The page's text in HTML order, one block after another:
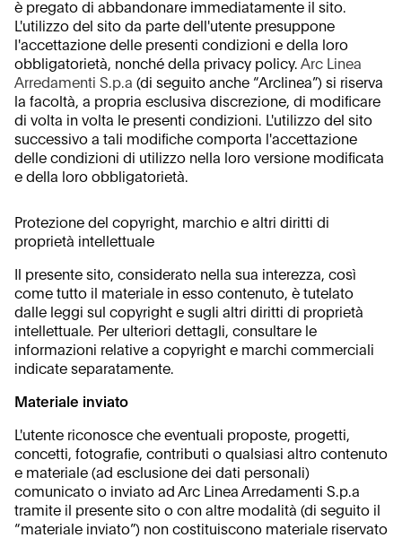
è pregato di abbandonare immediatamente il sito.
L'utilizzo del sito da parte dell'utente presuppone
l'accettazione delle presenti condizioni e della loro
obbligatorietà, nonché della privacy policy. Arc Linea
Arredamenti S.p.a (di seguito anche “Arclinea”) si riserva
la facoltà, a propria esclusiva discrezione, di modificare
di volta in volta le presenti condizioni. L'utilizzo del sito
successivo a tali modifiche comporta l'accettazione
delle condizioni di utilizzo nella loro versione modificata
e della loro obbligatorietà.
Protezione del copyright, marchio e altri diritti di
proprietà intellettuale
Il presente sito, considerato nella sua interezza, così
come tutto il materiale in esso contenuto, è tutelato
dalle leggi sul copyright e sugli altri diritti di proprietà
intellettuale. Per ulteriori dettagli, consultare le
informazioni relative a copyright e marchi commerciali
indicate separatamente.
Materiale inviato
L'utente riconosce che eventuali proposte, progetti,
concetti, fotografie, contributi o qualsiasi altro contenuto
e materiale (ad esclusione dei dati personali)
comunicato o inviato ad Arc Linea Arredamenti S.p.a
tramite il presente sito o con altre modalità (di seguito il
“materiale inviato”) non costituiscono materiale riservato